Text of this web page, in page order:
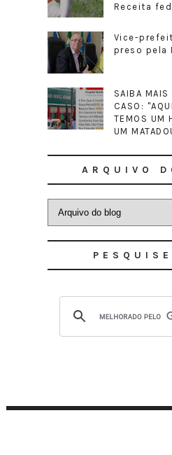
Receita
Vice-
preso pela
SAIBA MAIS
CASO:
TEMOS UM
UM
ARQUIVO